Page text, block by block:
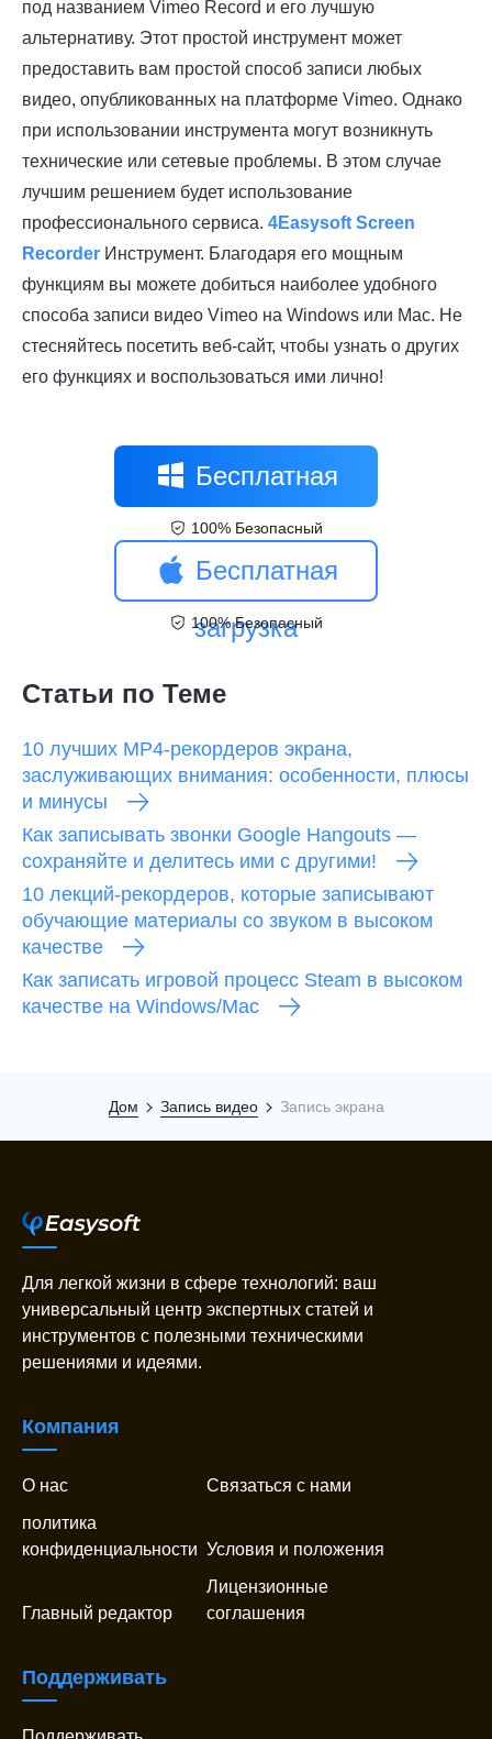
под названием Vimeo Record и его лучшую
альтернативу. Этот простой инструмент может
предоставить вам простой способ записи любых
видео, опубликованных на платформе Vimeo. Однако
при использовании инструмента могут возникнуть
технические или сетевые проблемы. В этом случае
лучшим решением будет использование
профессионального сервиса. 4Easysoft Screen
Recorder Инструмент. Благодаря его мощным
функциям вы можете добиться наиболее удобного
способа записи видео Vimeo на Windows или Mac. Не
стесняйтесь посетить веб-сайт, чтобы узнать о других
его функциях и воспользоваться ими лично!
Бесплатная
загрузка
100% Безопасный
Бесплатная
загрузка
100% Безопасный
Статьи по Теме
10 лучших MP4-рекордеров экрана,
заслуживающих внимания: особенности, плюсы
и минусы
Как записывать звонки Google Hangouts —
сохраняйте и делитесь ими с другими!
10 лекций-рекордеров, которые записывают
обучающие материалы со звуком в высоком
качестве
Как записать игровой процесс Steam в высоком
качестве на Windows/Mac
Дом Запись видео Запись экрана
Для легкой жизни в сфере технологий: ваш
универсальный центр экспертных статей и
инструментов с полезными техническими
решениями и идеями.
Компания
О нас
Связаться с нами
политика
конфиденциальности Условия и положения
Главный редактор
Лицензионные
соглашения
Поддерживать